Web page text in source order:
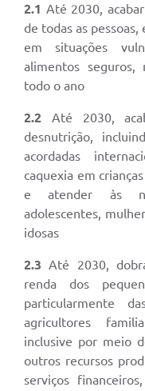
A Nossa Cidade
Fundo Social de
Gestão Atual
Departamentos
Contas Públicas
Legislação
Editais
Serviços Online
Telefones Úteis
Contato
Notícias
2.1 Até 2030,
de todas as
em situações
alimentos
todo o ano
2.2 Até 2030,
desnutrição,
acordadas
caquexia em
e atender às
adolescentes,
idosas
2.3 Até 2030,
renda dos
particularmente
agricultores
inclusive por meio
outros recursos
serviços